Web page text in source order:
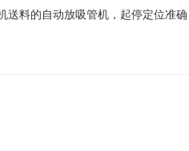
送料的自动放吸管机，起停定位准